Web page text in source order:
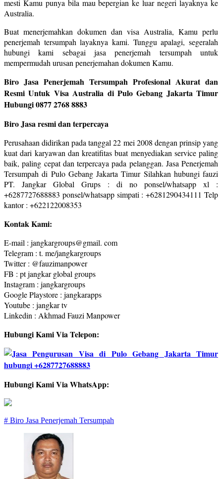
mesti Kamu punya bila mau bepergian ke luar negeri layaknya ke
Australia.
Buat menerjemahkan dokumen dan visa Australia, Kamu perlu
penerjemah tersumpah layaknya kami. Tunggu apalagi, segeralah
hubungi kami sebagai jasa penerjemah tersumpah untuk
mempermudah urusan penerjemahan dokumen Kamu.
Biro Jasa Penerjemah Tersumpah Profesional Akurat dan
Resmi Untuk Visa Australia di Pulo Gebang Jakarta Timur
Hubungi 0877 2768 8883
Biro Jasa resmi dan terpercaya
Perusahaan didirikan pada tanggal 22 mei 2008 dengan prinsip yang
kuat dari karyawan dan kreatifitas buat menyediakan service paling
baik, paling cepat dan terpercaya pada pelanggan. Jasa Penerjemah
Tersumpah di Pulo Gebang Jakarta Timur Silahkan hubungi fauzi
PT. Jangkar Global Grups : di no ponsel/whatsapp xl :
+6287727688883 ponsel/whatsapp simpati : +6281290434111 Telp
kantor : +622122008353
Kontak Kami:
E-mail : jangkargroups@gmail. com
Telegram : t. me/jangkargroups
Twitter : @fauzimanpower
FB : pt jangkar global groups
Instagram : jangkargroups
Google Playstore : jangkarapps
Youtube : jangkar tv
Linkedin : Akhmad Fauzi Manpower
Hubungi Kami Via Telepon:
Hubungi Kami Via WhatsApp:
# Biro Jasa Penerjemah Tersumpah